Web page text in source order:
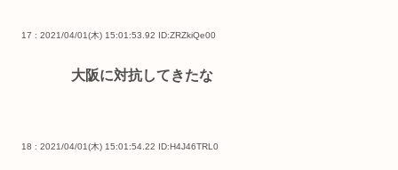
17 : 2021/04/01(木) 15:01:53.92 ID:ZRZkiQe00
大阪に対抗してきたな
18 : 2021/04/01(木) 15:01:54.22 ID:H4J46TRL0